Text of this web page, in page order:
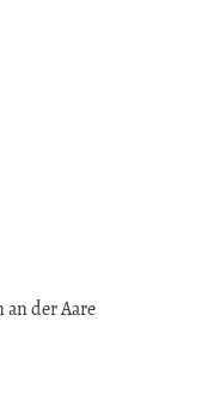
der Aare